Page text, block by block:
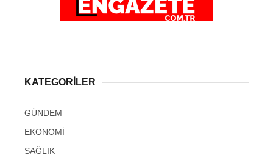
KATEGORİLER
GÜNDEM
EKONOMİ
SAĞLIK